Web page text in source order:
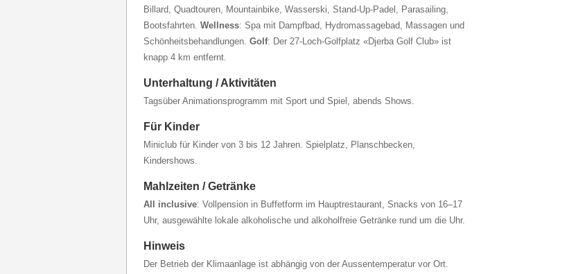
Billard, Quadtouren, Mountainbike, Wasserski, Stand-Up-Padel, Parasailing,
Bootsfahrten. Wellness: Spa mit Dampfbad, Hydromassagebad, Massagen und
Schönheitsbehandlungen. Golf: Der 27-Loch-Golfplatz «Djerba Golf Club» ist
knapp 4 km entfernt.
Unterhaltung / Aktivitäten
Tagsüber Animationsprogramm mit Sport und Spiel, abends Shows.
Für Kinder
Miniclub für Kinder von 3 bis 12 Jahren. Spielplatz, Planschbecken,
Kindershows.
Mahlzeiten / Getränke
All inclusive: Vollpension in Buffetform im Hauptrestaurant, Snacks von 16–17
Uhr, ausgewählte lokale alkoholische und alkoholfreie Getränke rund um die Uhr.
Hinweis
Der Betrieb der Klimaanlage ist abhängig von der Aussentemperatur vor Ort.